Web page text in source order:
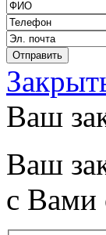
Ваш
Ваш
с Вами